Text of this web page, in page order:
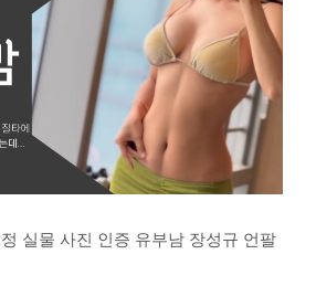
실물 사진 인증 유부남 장성규 언팔